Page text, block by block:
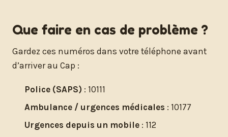
Que faire en cas de problème ?
Gardez ces numéros dans votre téléphone avant
d’arriver au Cap :
Police (SAPS) : 10111
Ambulance / urgences médicales : 10177
Urgences depuis un mobile : 112